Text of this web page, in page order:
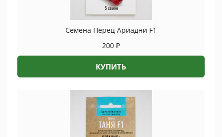
Семена Перец Ариадни F1
200 ₽
КУПИТЬ